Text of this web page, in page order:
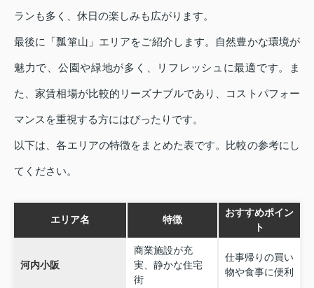
ランも多く、休日の楽しみも広がります。
最後に「瓢箪山」エリアをご紹介します。自然豊かな環境が
魅力で、公園や緑地が多く、リフレッシュに最適です。ま
た、家賃相場が比較的リーズナブルであり、コストパフォー
マンスを重視する方にはぴったりです。
以下は、各エリアの特徴をまとめた表です。比較の参考にし
てください。
エリア名 特徴
おすすめポイン
ト
河内小阪
商業施設が充
実、静かな住宅
街
仕事帰りの買い
物や食事に便利